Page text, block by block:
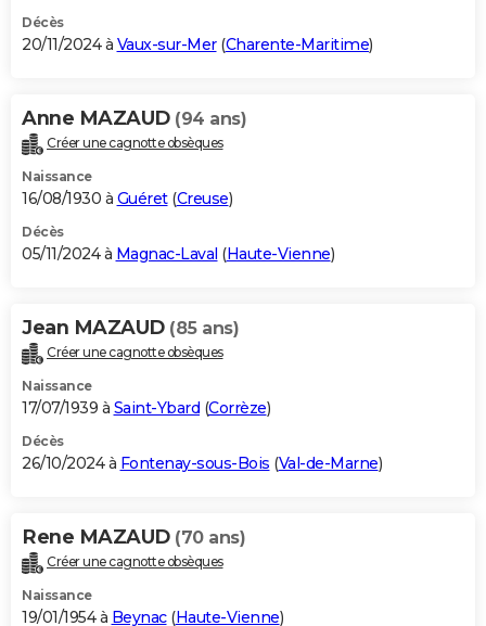
Décès
20/11/2024 à Vaux-sur-Mer(Charente-Maritime)
Anne MAZAUD (94 ans)
Créer une cagnotte obsèques
Naissance
16/08/1930 à Guéret(Creuse)
Décès
05/11/2024 à Magnac-Laval (Haute-Vienne)
Jean MAZAUD (85 ans)
Créer une cagnotte obsèques
Naissance
17/07/1939 à Saint-Ybard (Corrèze)
Décès
26/10/2024 à Fontenay-sous-Bois (Val-de-Marne)
Rene MAZAUD (70 ans)
Créer une cagnotte obsèques
Naissance
19/01/1954 à Beynac(Haute-Vienne)